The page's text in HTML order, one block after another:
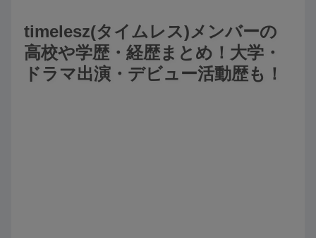
timelesz(タイムレス)メンバーの
高校や学歴・経歴まとめ！大学・
ドラマ出演・デビュー活動歴も！